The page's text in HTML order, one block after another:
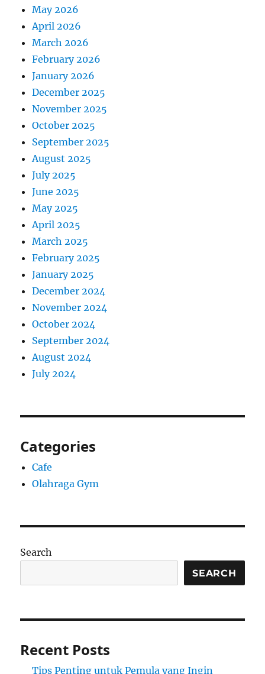
May 2026
April 2026
March 2026
February 2026
January 2026
December 2025
November 2025
October 2025
September 2025
August 2025
July 2025
June 2025
May 2025
April 2025
March 2025
February 2025
January 2025
December 2024
November 2024
October 2024
September 2024
August 2024
July 2024
Categories
Cafe
Olahraga Gym
Search
SEARCH
Recent Posts
Tips Penting untuk Pemula yang Ingin